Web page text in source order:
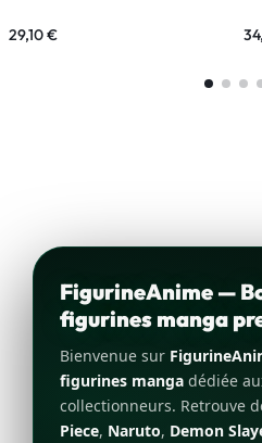
29,10€
FigurineAnime —
figurines manga
Bienvenue sur
figurines manga dédiée
collectionneurs. Retrouve
Piece, Naruto, Demon